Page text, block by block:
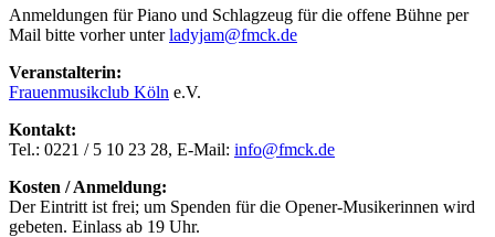
Anmeldungen für Piano und Schlagzeug für die offene Bühne per
Mail bitte vorher unterladyjam@fmck.de
Veranstalterin:
Frauenmusikclub Köln e.V.
Kontakt:
Tel.: 0221 / 5 10 23 28, E-Mail: info@fmck.de
Kosten / Anmeldung:
Der Eintritt ist frei; um Spenden für die Opener-Musikerinnen wird
gebeten. Einlass ab 19 Uhr.